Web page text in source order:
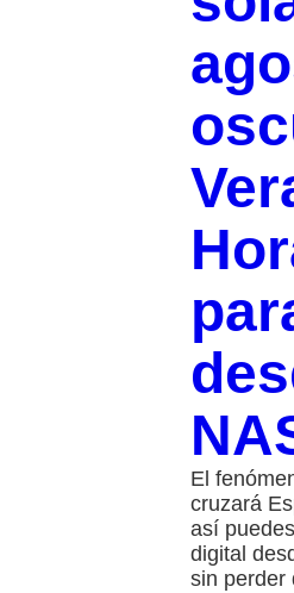
El
cruzará
así
digital
sin perder